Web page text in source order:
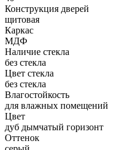
Конструкция дверей
щитовая
Каркас
МДФ
Наличие стекла
без стекла
Цвет стекла
без стекла
Влагостойкость
для влажных помещений
Цвет
дуб дымчатый горизонт
Оттенок